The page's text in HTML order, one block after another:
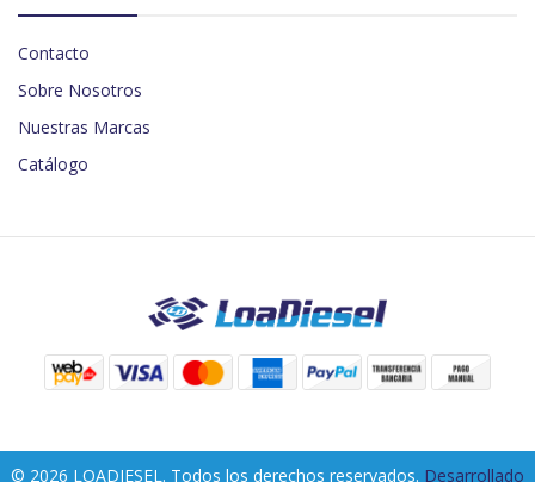
Contacto
Sobre Nosotros
Nuestras Marcas
Catálogo
© 2026 LOADIESEL. Todos los derechos reservados. Desarrollado